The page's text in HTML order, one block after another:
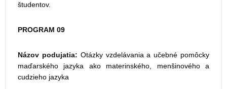
študentov.
PROGRAM 09
Názov podujatia: Otázky vzdelávania a učebné pomôcky
maďarského jazyka ako materinského, menšinového a
cudzieho jazyka